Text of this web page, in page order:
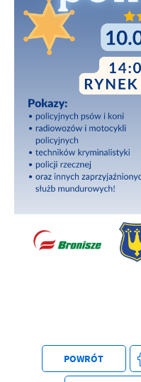
POWRÓT